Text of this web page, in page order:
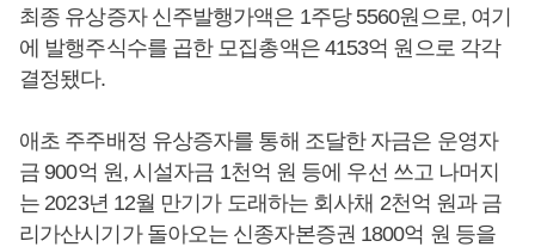
최종 유상증자 신주발행가액은 1주당 5560원으로, 여기
에 발행주식수를 곱한 모집총액은 4153억 원으로 각각
결정됐다.
애초 주주배정 유상증자를 통해 조달한 자금은 운영자
금 900억 원, 시설자금 1천억 원 등에 우선 쓰고 나머지
는 2023년 12월 만기가 도래하는 회사채 2천억 원과 금
리가산시기가 돌아오는 신종자본증권 1800억 원 등을